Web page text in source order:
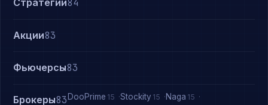
Стратегии84
Акции83
Фьючерсы83
Брокеры83 DooPrime 15 Stockity 15 Naga 15